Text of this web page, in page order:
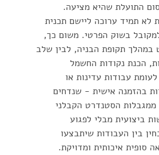
התועלת שהיא מציעה.
לא תמיד ערוכה ליישם תכנית
בשוק הפרטי. משום כך,
במהלך תקופת הבניה, לבין שלב
הכנת נקודות החשמל
עבודות עדינות או
בהזמנה אישית - שנדחים
ממגבלות הסטנדרט הקבלני
ביצועית מבלי לפגוע
בין העבודות שיתבצעו
איכותית ומדויקת.